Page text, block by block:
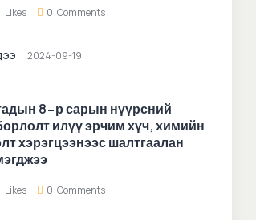
Likes 0 Comments
2024-09-19
8-р сарын нүүрсний
илүү эрчим хүч, химийн
хэрэгцээнээс шалтгаалан
Likes 0 Comments